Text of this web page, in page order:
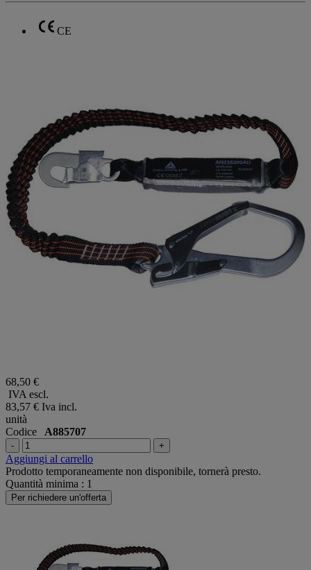
CE
68,50 €
IVA escl.
83,57 € Iva incl.
unità
Codice A885707
- +
Aggiungi al carrello
Prodotto temporaneamente non disponibile, tornerà presto.
Quantità minima : 1
Per richiedere un'offerta